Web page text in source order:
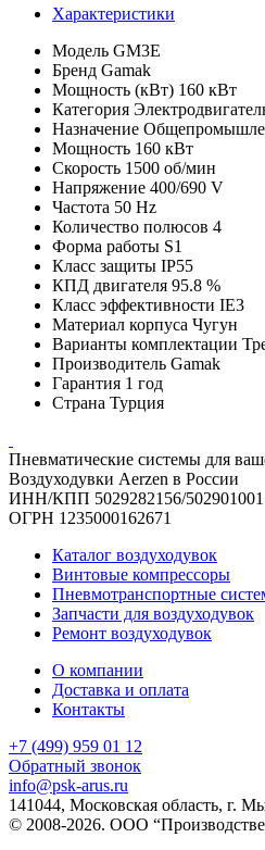
Характеристики
Модель GM3E
Бренд Gamak
Мощность (кВт) 160 кВт
Категория
Назначение
Мощность 160 кВт
Скорость 1500 об/мин
Напряжение 400/690 V
Частота 50 Hz
Количество полюсов 4
Форма работы S1
Класс защиты IP55
КПД двигателя 95.8 %
Класс эффективности IE3
Материал корпуса Чугун
Варианты комплектации
Производитель Gamak
Гарантия 1 год
Страна Турция
Пневматические системы для
Воздуходувки Aerzen в России
ИНН/КПП 5029282156/502901001
ОГРН 1235000162671
Каталог воздуходувок
Винтовые компрессоры
Пневмотранспортные
Запчасти для воздуходувок
Ремонт воздуходувок
О компании
Доставка и оплата
Контакты
+7 (499) 959 01 12
Обратный звонок
info@psk-arus.ru
141044, Московская область, г.
© 2008-2026. ООО